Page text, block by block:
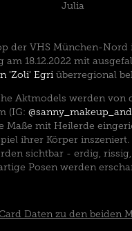
Julia
der VHS München-Nord
am 18.12.2022 mit
'Zoli' Egri überregional
Aktmodels werden von
(IG​​​​​​​:
Maße mit Heilerde
ihrer Körper
sichtbar - erdig,
Posen werden
Daten zu den beiden